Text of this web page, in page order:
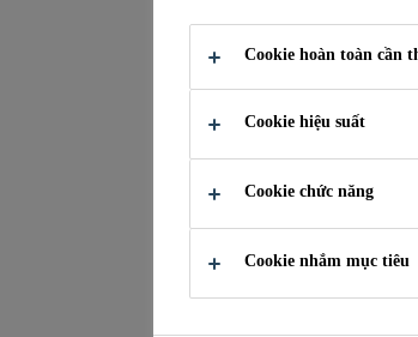
Sản phẩm
Đóng rắn
Không
Đánh giá
Cookie hoàn toàn cần
Cookie hiệu suất
Cookie chức năng
Cookie nhắm mục tiêu